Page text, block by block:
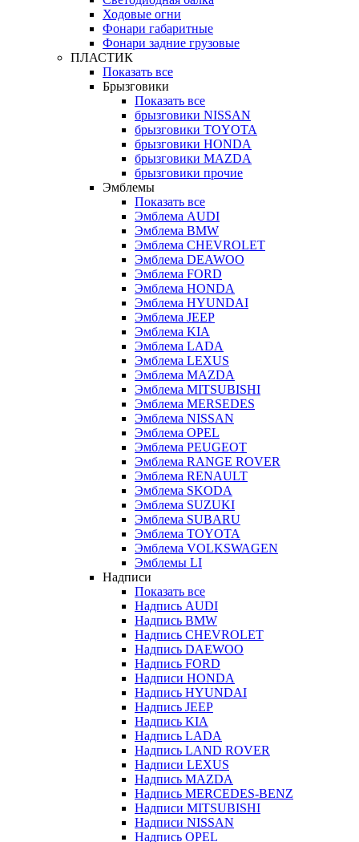
Ходовые огни
Фонари габаритные
Фонари задние грузовые
ПЛАСТИК
Показать все
Брызговики
Показать все
брызговики NISSAN
брызговики TOYOTA
брызговики HONDA
брызговики MAZDA
брызговики прочие
Эмблемы
Показать все
Эмблема AUDI
Эмблема BMW
Эмблема CHEVROLET
Эмблема DEAWOO
Эмблема FORD
Эмблема HONDA
Эмблема HYUNDAI
Эмблема JEEP
Эмблема KIA
Эмблема LADA
Эмблема LEXUS
Эмблема MAZDA
Эмблема MITSUBISHI
Эмблема MERSEDES
Эмблема NISSAN
Эмблема OPEL
Эмблема PEUGEOT
Эмблема RANGE ROVER
Эмблема RENAULT
Эмблема SKODA
Эмблема SUZUKI
Эмблема SUBARU
Эмблема TOYOTA
Эмблема VOLKSWAGEN
Эмблемы LI
Надписи
Показать все
Надпись AUDI
Надпись BMW
Надпись CHEVROLET
Надпись DAEWOO
Надпись FORD
Надписи HONDA
Надпись HYUNDAI
Надпись JEEP
Надпись KIA
Надпись LADA
Надпись LAND ROVER
Надписи LEXUS
Надпись MAZDA
Надпись MERCEDES-BENZ
Надписи MITSUBISHI
Надписи NISSAN
Надпись OPEL